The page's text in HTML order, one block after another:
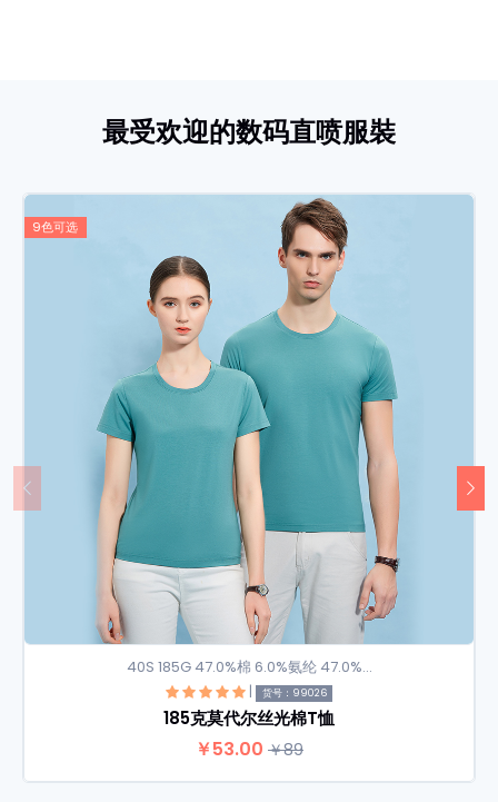
最受欢迎的数码直喷服裝
9色可选
40S 185G 47.0%棉 6.0%氨纶 47.0%...
| 货号：99026
185克莫代尔丝光棉T恤
￥53.00 ￥89